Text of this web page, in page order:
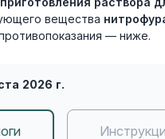
вещества
— ниже.
2026 г.